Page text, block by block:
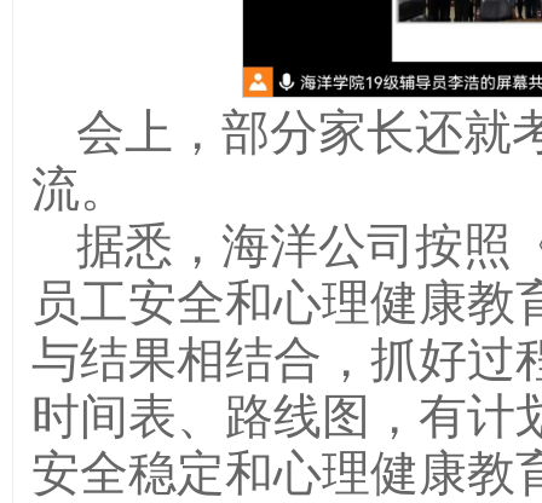
会上，部分家长还就
流。
据悉，海洋公司按照
员工安全和心理健康
与结果相结合，抓好过
时间表、路线图，有计
安全稳定和心理健康教